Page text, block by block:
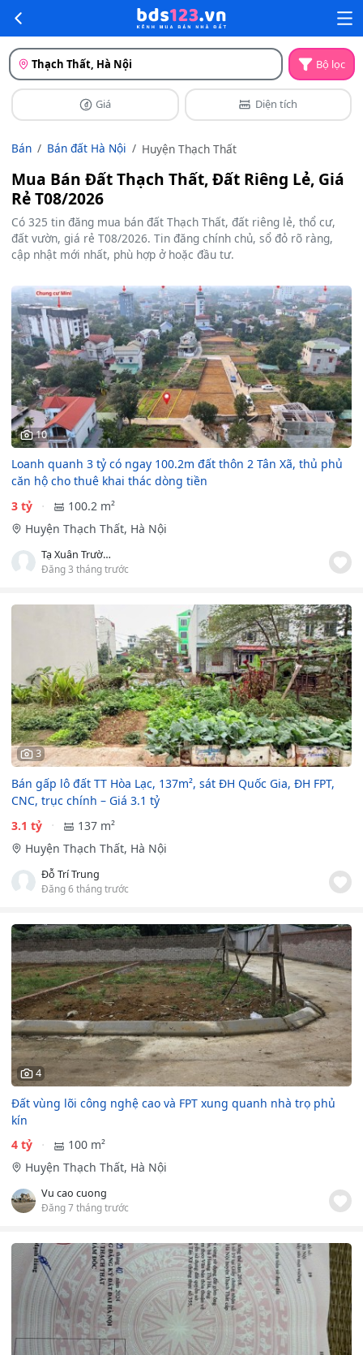
Thạch Thất, Hà Nội Bộ lọc
Giá Diện tích
Bán Bán đất Hà Nội Huyện Thạch Thất
Mua Bán Đất Thạch Thất, Đất Riêng Lẻ, Giá
Rẻ T08/2026
Có 325 tin đăng mua bán đất Thạch Thất, đất riêng lẻ, thổ cư,
đất vườn, giá rẻ T08/2026. Tin đăng chính chủ, sổ đỏ rõ ràng,
cập nhật mới nhất, phù hợp ở hoặc đầu tư.
10
Loanh quanh 3 tỷ có ngay 100.2m đất thôn 2 Tân Xã, thủ phủ
căn hộ cho thuê khai thác dòng tiền
3 tỷ
100.2 m²
Huyện Thạch Thất, Hà Nội
Tạ Xuân Trường
Đăng 3 tháng trước
3
Bán gấp lô đất TT Hòa Lạc, 137m², sát ĐH Quốc Gia, ĐH FPT,
CNC, trục chính – Giá 3.1 tỷ
3.1 tỷ
137 m²
Huyện Thạch Thất, Hà Nội
Đỗ Trí Trung
Đăng 6 tháng trước
4
Đất vùng lõi công nghệ cao và FPT xung quanh nhà trọ phủ
kín
4 tỷ
100 m²
Huyện Thạch Thất, Hà Nội
Vu cao cuong
Đăng 7 tháng trước